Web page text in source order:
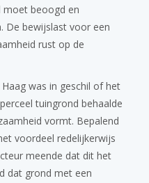
moet beoogd en
De bewijslast voor een
rust op de
was in geschil of het
tuingrond behaalde
vormt. Bepalend
voordeel redelijkerwijs
meende dat dit het
dat grond met een